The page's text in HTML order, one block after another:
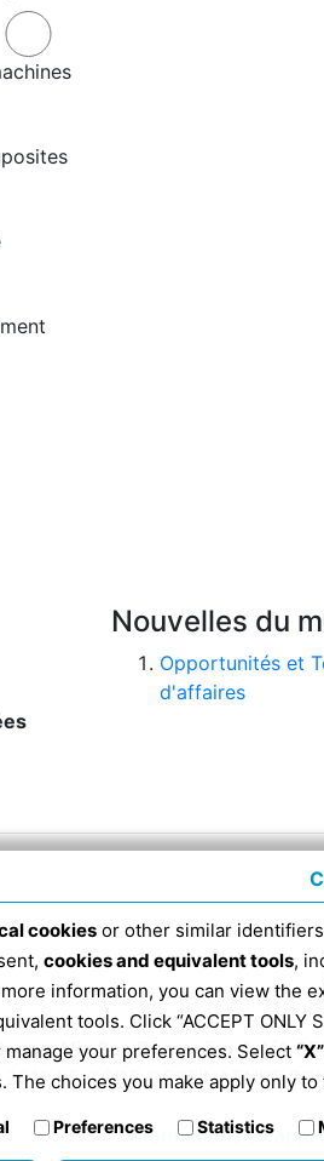
Nouvelles du
Opportunités et
d'affaires
Via San Domenico 4, tél.
LE CODE DESTINATAIRE
Informations en
cookies or other similar
cookies and equivalent tools,
information, you can view the
tools. Click “ACCEPT
your preferences. Select “X”
The choices you make apply only
Preferences Statistics